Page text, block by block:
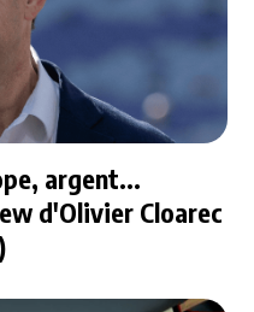
argent...
d'Olivier Cloarec